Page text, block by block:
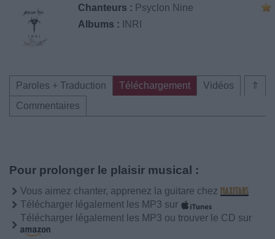
Chanteurs : Psyclon Nine
Albums :
INRI
⇑
Paroles + Traduction Téléchargement
Vidéos
Commentaires
Pour prolonger le plaisir musical :
Vous aimez chanter, apprenez la guitare chez
Télécharger légalement les MP3 sur
Télécharger légalement les MP3 ou trouver le CD sur